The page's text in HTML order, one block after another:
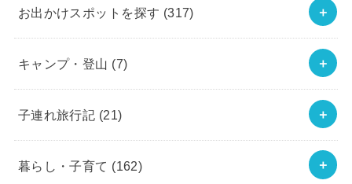
お出かけスポットを探す (317)
キャンプ・登山 (7)
子連れ旅行記 (21)
暮らし・子育て (162)